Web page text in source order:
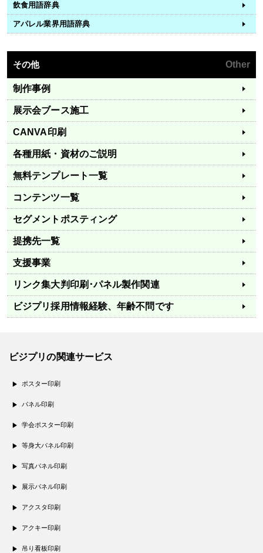
飲食用語辞典
アパレル業界用語辞典
その他 Other
制作事例
展示会ブース施工
CANVA印刷
各種用紙・資材のご説明
無料テンプレート一覧
コンテンツ一覧
セグメントポスティング
提携先一覧
支援事業
リンク集大判印刷･パネル製作関連
ビジプリ採用情報経験、年齢不問です
ビジプリの関連サービス
ポスター印刷
パネル印刷
学会ポスター印刷
等身大パネル印刷
写真パネル印刷
展示パネル印刷
アクスタ印刷
アクキー印刷
吊り看板印刷